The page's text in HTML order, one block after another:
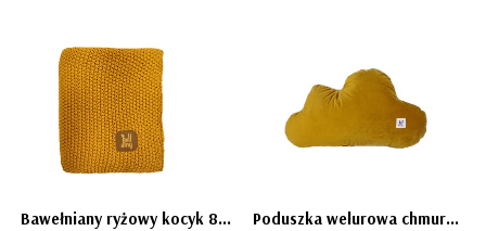
Bawełniany ryżowy kocyk 80x100 honey / musztardowy - Bellamy Poduszka welurowa chmurka - miodowa OLIVE Bellamy